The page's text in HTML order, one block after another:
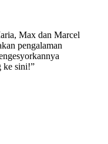
Max dan Marcel
pengalaman
ke sini!”